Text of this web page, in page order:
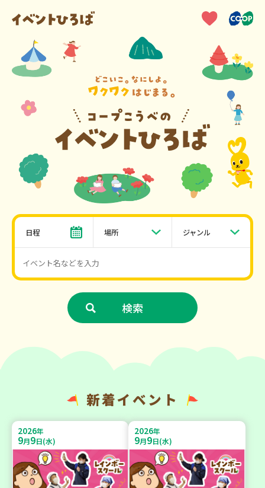
日程 場所 ジャンル
新着イベント
2026年
9月9日(水)
2026年
9月9日(水)